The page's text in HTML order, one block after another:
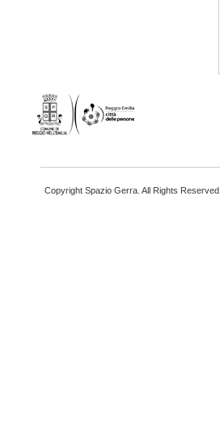
Copyright Spazio Gerra. All Rights Reserved.